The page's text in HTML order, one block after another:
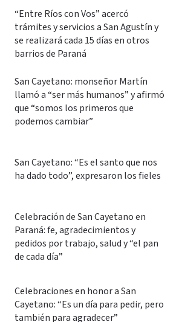
“Entre Ríos con Vos” acercó
trámites y servicios a San Agustín y
se realizará cada 15 días en otros
barrios de Paraná
San Cayetano: monseñor Martín
llamó a “ser más humanos” y afirmó
que “somos los primeros que
podemos cambiar”
San Cayetano: “Es el santo que nos
ha dado todo”, expresaron los fieles
Celebración de San Cayetano en
Paraná: fe, agradecimientos y
pedidos por trabajo, salud y “el pan
de cada día”
Celebraciones en honor a San
Cayetano: “Es un día para pedir, pero
también para agradecer”